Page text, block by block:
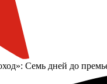
Семь дней до